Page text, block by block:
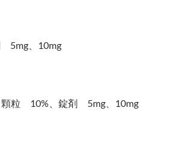
5mg、10mg
粒 10%、錠剤 5mg、10mg